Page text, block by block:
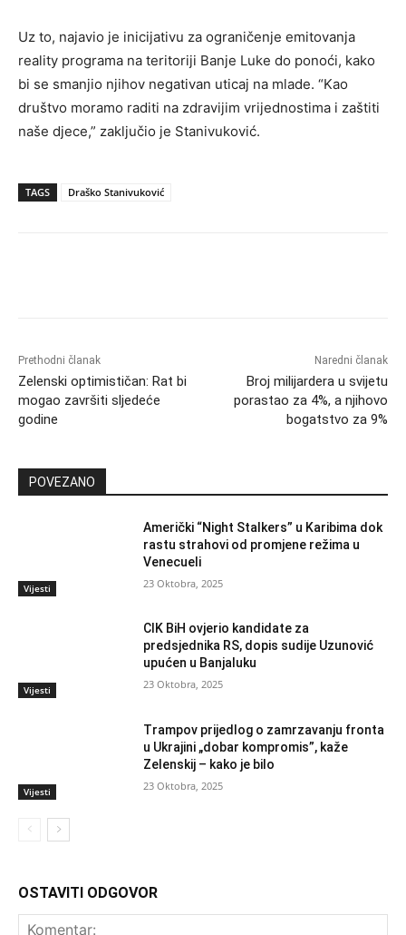
Uz to, najavio je inicijativu za ograničenje emitovanja
reality programa na teritoriji Banje Luke do ponoći, kako
bi se smanjio njihov negativan uticaj na mlade. “Kao
društvo moramo raditi na zdravijim vrijednostima i zaštiti
naše djece,” zaključio je Stanivuković.
TAGS Draško Stanivuković
Prethodni članak
Zelenski optimističan: Rat bi
mogao završiti sljedeće
godine
Naredni članak
Broj milijardera u svijetu
porastao za 4%, a njihovo
bogatstvo za 9%
POVEZANO
Vijesti
Američki “Night Stalkers” u Karibima dok
rastu strahovi od promjene režima u
Venecueli
23 Oktobra, 2025
Vijesti
CIK BiH ovjerio kandidate za
predsjednika RS, dopis sudije Uzunović
upućen u Banjaluku
23 Oktobra, 2025
Vijesti
Trampov prijedlog o zamrzavanju fronta
u Ukrajini „dobar kompromis”, kaže
Zelenskij – kako je bilo
23 Oktobra, 2025
OSTAVITI ODGOVOR